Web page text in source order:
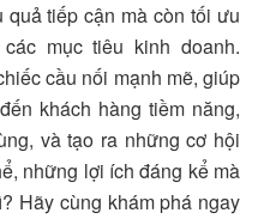
tiếp cận mà còn tối ưu
mục tiêu kinh doanh.
cầu nối mạnh mẽ, giúp
khách hàng tiềm năng,
và tạo ra những cơ hội
những lợi ích đáng kể mà
Hãy cùng khám phá ngay